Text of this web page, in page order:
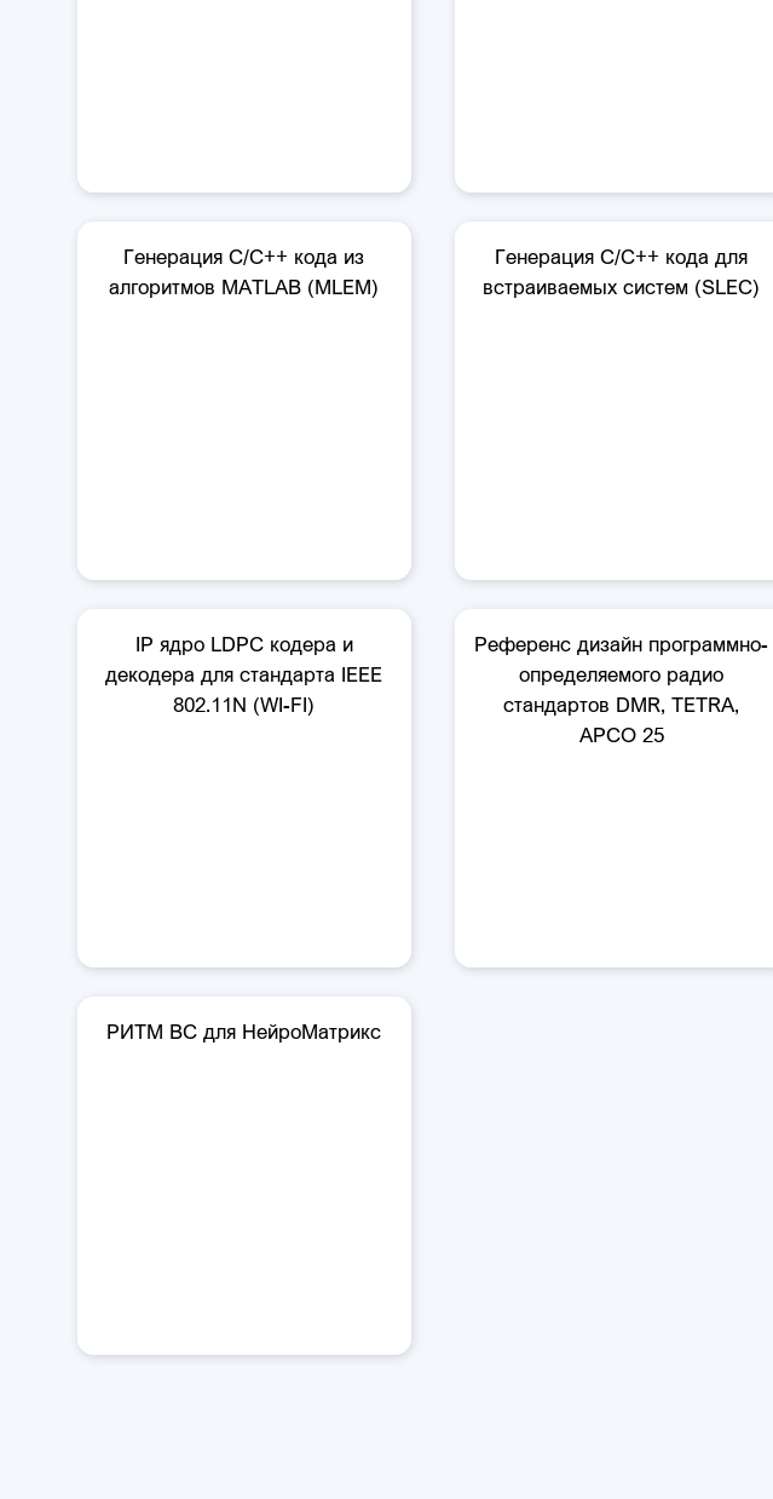
Генерация C/C++ кода из
алгоритмов MATLAB (MLEM)
Генерация C/C++ кода для
встраиваемых систем (SLEC)
IP ядро LDPC кодера и
декодера для стандарта IEEE
802.11N (WI-FI)
Референс дизайн программно-
определяемого радио
стандартов DMR, TETRA,
APCO 25
РИТМ ВС для НейроМатрикс